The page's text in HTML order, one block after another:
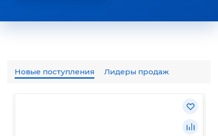
Новые поступления Лидеры продаж